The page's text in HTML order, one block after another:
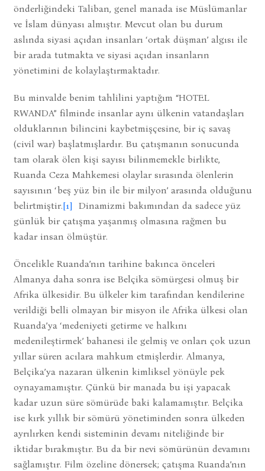
önderliğindeki Taliban, genel manada ise Müslümanlar
ve İslam dünyası almıştır. Mevcut olan bu durum
aslında siyasi açıdan insanları ‘ortak düşman’ algısı ile
bir arada tutmakta ve siyasi açıdan insanların
yönetimini de kolaylaştırmaktadır.
Bu minvalde benim tahlilini yaptığım “HOTEL
RWANDA” filminde insanlar aynı ülkenin vatandaşları
olduklarının bilincini kaybetmişçesine, bir iç savaş
(civil war) başlatmışlardır. Bu çatışmanın sonucunda
tam olarak ölen kişi sayısı bilinmemekle birlikte,
Ruanda Ceza Mahkemesi olaylar sırasında ölenlerin
sayısının ‘beş yüz bin ile bir milyon’ arasında olduğunu
belirtmiştir.[1] Dinamizmi bakımından da sadece yüz
günlük bir çatışma yaşanmış olmasına rağmen bu
kadar insan ölmüştür.
Öncelikle Ruanda’nın tarihine bakınca önceleri
Almanya daha sonra ise Belçika sömürgesi olmuş bir
Afrika ülkesidir. Bu ülkeler kim tarafından kendilerine
verildiği belli olmayan bir misyon ile Afrika ülkesi olan
Ruanda’ya ‘medeniyeti getirme ve halkını
medenileştirmek’ bahanesi ile gelmiş ve onları çok uzun
yıllar süren acılara mahkum etmişlerdir. Almanya,
Belçika’ya nazaran ülkenin kimliksel yönüyle pek
oynayamamıştır. Çünkü bir manada bu işi yapacak
kadar uzun süre sömürüde baki kalamamıştır. Belçika
ise kırk yıllık bir sömürü yönetiminden sonra ülkeden
ayrılırken kendi sisteminin devamı niteliğinde bir
iktidar bırakmıştır. Bu da bir nevi sömürünün devamını
sağlamıştır. Film özeline dönersek; çatışma Ruanda’nın